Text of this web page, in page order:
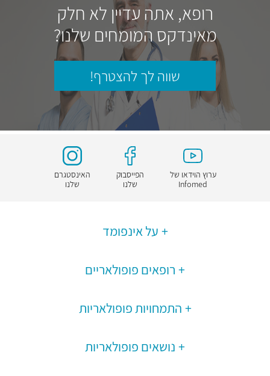
רופא, אתה עדיין לא חלק
מאינדקס המומחים שלנו?
שווה לך להצטרף!
ערוץ הוידאו של
Infomed
הפייסבוק
שלנו
האינסטגרם
שלנו
על אינפומד
רופאים פופולאריים
התמחויות פופולאריות
נושאים פופולאריות